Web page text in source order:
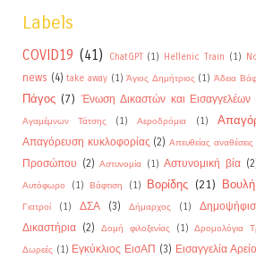
Labels
COVID19 (41) ChatGPT (1) Hellenic Train (1)
news (4) take away (1) Άγιος Δημήτριος (1) Άδεια
Πάγος (7) Ένωση Δικαστών και Εισαγγελέων
Αγαμέμνων Τάτσης (1) Αεροδρόμια (1)
Απαγόρευση κυκλοφορίας (2) Απευθείας αναθέσεις
Προσώπου (2) Αστυνομία (1) Αστυνομική βία
Αυτόφωρο
(1) Βάφτιση (1) Βορίδης (21) Βουλή
Γιατροί (1) ΔΣΑ (3) Δήμαρχος (1)
Δικαστήρια (2) Δομή φιλοξενίας (1) Δρομολόγια
Δωρεές (1) Εγκύκλιος ΕισΑΠ (3) Εισαγγελία